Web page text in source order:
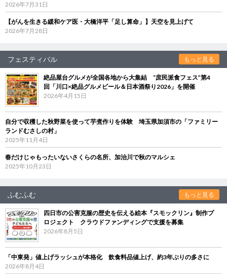
2026年7月31日
【がんを生きる緩和ケア医・大橋洋平「足し算命」】天空を見上げて
2026年7月28日
フェスティバル もっと見る
絶品屋台グルメが全国各地から大集結 “庶民派食フェス”第4
回「川口×絶品グルメビール＆日本酒祭り2026」を開催
2026年4月15日
自分で収穫した秋野菜を使って芋煮作りを体験 埼玉県加須市の「ファミリー
ランドむさしの村」
2025年11月4日
春だけじゃもったいないさくらの名所、加治川で秋のマルシェ
2025年10月23日
ふむふむ もっと見る
四日市の公害克服の歴史を伝える絵本『スモックリン』制作プ
ロジェクト クラウドファンディングで支援を募集
2026年8月5日
「中東発」値上げラッシュが本格化 飲食料品値上げ、約3年ぶりの多さに
2026年8月4日